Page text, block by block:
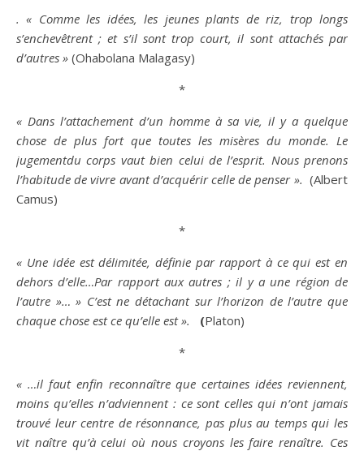
. « Comme les idées, les jeunes plants de riz, trop longs
s’enchevêtrent ; et s’il sont trop court, il sont attachés par
d’autres » (Ohabolana Malagasy)
*
« Dans l’attachement d’un homme à sa vie, il y a quelque
chose de plus fort que toutes les misères du monde. Le
jugementdu corps vautbien celui de l’esprit. Nous prenons
l’habitude de vivre avant d’acquérir celle de penser ». (Albert
Camus)
*
« Une idéeest délimitée, définie par rapport à ce qui est en
dehors d’elle…Par rapport aux autres ; il y a une région de
l’autre »… » C’est ne détachant sur l’horizon de l’autre que
chaque chose est ce qu’elle est ». (Platon)
*
« …il faut enfin reconnaître que certaines idées reviennent,
moins qu’elles n’adviennent : ce sont celles qui n’ont jamais
trouvé leur centre de résonnance, pas plus au tempsqui les
vit naître qu’à celui où nous croyons les faire renaître. Ces